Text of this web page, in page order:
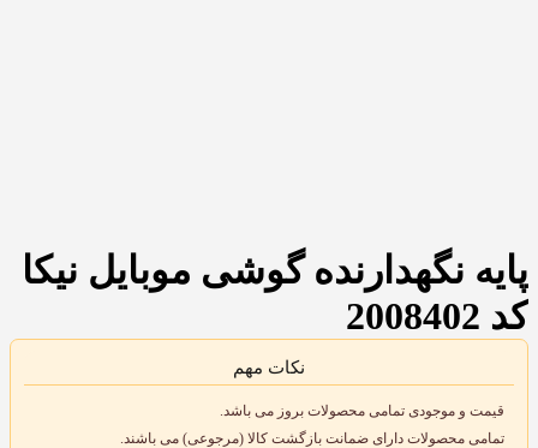
پایه نگهدارنده گوشی موبایل نیکا
کد 2008402
نکات مهم
قیمت و موجودی تمامی محصولات بروز می باشد.
تمامی محصولات دارای ضمانت بازگشت کالا (مرجوعی) می باشند.